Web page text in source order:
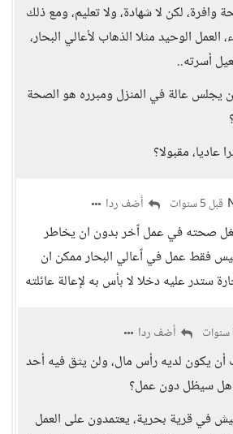
لكن لا شهادة، ولا تعليم، ومع ذلك
العمل الوحيد مثلا الذهاب لأعالي البحار،
أسرته..
يجلس عالة في المنزل ومبرره هو الصحة
عاديا، مقبولا؟
قبل 5 سنوات أضف ردا
صحته في عمل ٱخر بدون ان يخاطر
فقط عمل في ٱعالي البحار ممكن ان
ستدر عليه دخلا لا بأس به لإعالة عائلته
أضف ردا
أن يكون لديه رأس مال، ولن يثق فيه أحد
هل سيظل دون عمل؟
في قرية بحرية، يعتمدون على العمل